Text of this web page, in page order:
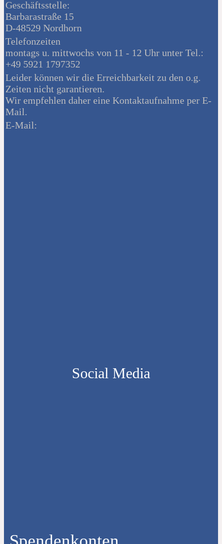
Geschäftsstelle:
Barbarastraße 15
D-48529 Nordhorn
Telefonzeiten
montags u. mittwochs von 11 - 12 Uhr unter Tel.:
+49 5921 1797352
Leider können wir die Erreichbarkeit zu den o.g.
Zeiten nicht garantieren.
Wir empfehlen daher eine Kontaktaufnahme per E-
Mail.
E-Mail:
Social Media